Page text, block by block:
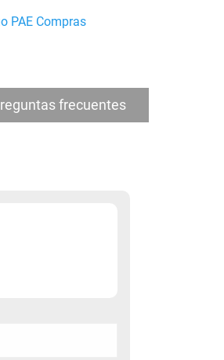
frecuentes